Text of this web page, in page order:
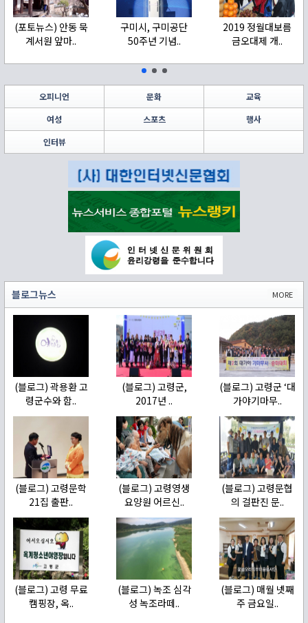
(포토뉴스) 안동 묵
계서원 앞마..
구미시, 구미공단
50주년 기념..
2019 정월대보름
금오대제 개..
오피니언 문화
교육
여성
스포츠
행사
인터뷰
MORE
블로그뉴스
(블로그) 곽용환 고
령군수와 함..
(블로그) 고령군,
2017년 ..
(블로그) 고령군 ‘대
가야기마무..
(블로그) 고령문학
21집 출판..
(블로그) 고령영생
요양원 어르신..
(블로그) 고령문협
의 걸판진 문..
(블로그) 고령 무료
캠핑장, 옥..
(블로그) 녹조 심각
성 녹조라떼..
(블로그) 매월 넷째
주 금요일..